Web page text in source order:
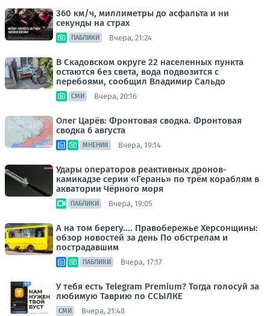
360 км/ч, миллиметры до асфальта и ни
секунды на страх
ПАБЛИКИ Вчера, 21:24
В Скадовском округе 22 населенных пункта
остаются без света, вода подвозится с
перебоями, сообщил Владимир Сальдо
СМИ Вчера, 20:16
Олег Царёв: Фронтовая сводка. Фронтовая
сводка 6 августа
МНЕНИЯ Вчера, 19:14
Удары операторов реактивных дронов-
камикадзе серии «Герань» по трём кораблям в
акватории Чёрного моря
ПАБЛИКИ Вчера, 19:05
А на том берегу.... Правобережье Херсонщины:
обзор новостей за день По обстрелам и
пострадавшим
ПАБЛИКИ Вчера, 17:17
У тебя есть Telegram Premium? Тогда голосуй за
любимую Таврию по ССЫЛКЕ
СМИ Вчера, 21:48